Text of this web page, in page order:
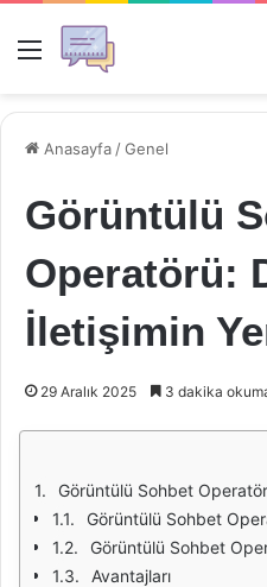
Menü
Anasayfa /Genel
Görüntülü
Operatörü:
İletişimin
29 Aralık 2025 3 dakika
Görüntülü Sohbet
Görüntülü Sohbet
Görüntülü Sohbet
Avantajları